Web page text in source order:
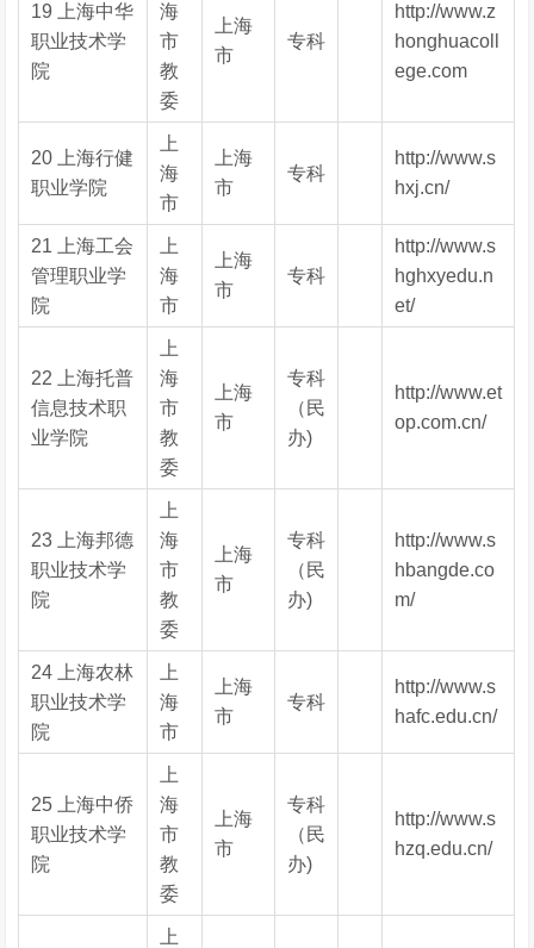
19 上海中华
职业技术学
院
海
市
教
委
上海
市
专科
http://www.z
honghuacoll
ege.com
20 上海行健
职业学院
上
海
市
上海
市
专科
http://www.s
hxj.cn/
21 上海工会
管理职业学
院
上
海
市
上海
市
专科
http://www.s
hghxyedu.n
et/
22 上海托普
信息技术职
业学院
上
海
市
教
委
上海
市
专科
（民
办)
http://www.et
op.com.cn/
23 上海邦德
职业技术学
院
上
海
市
教
委
上海
市
专科
（民
办)
http://www.s
hbangde.co
m/
24 上海农林
职业技术学
院
上
海
市
上海
市
专科
http://www.s
hafc.edu.cn/
25 上海中侨
职业技术学
院
上
海
市
教
委
上海
市
专科
（民
办)
http://www.s
hzq.edu.cn/
上